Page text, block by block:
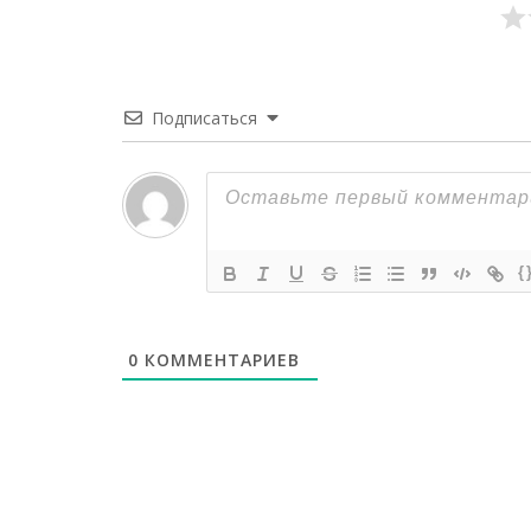
Подписаться
0 КОММЕНТАРИЕВ